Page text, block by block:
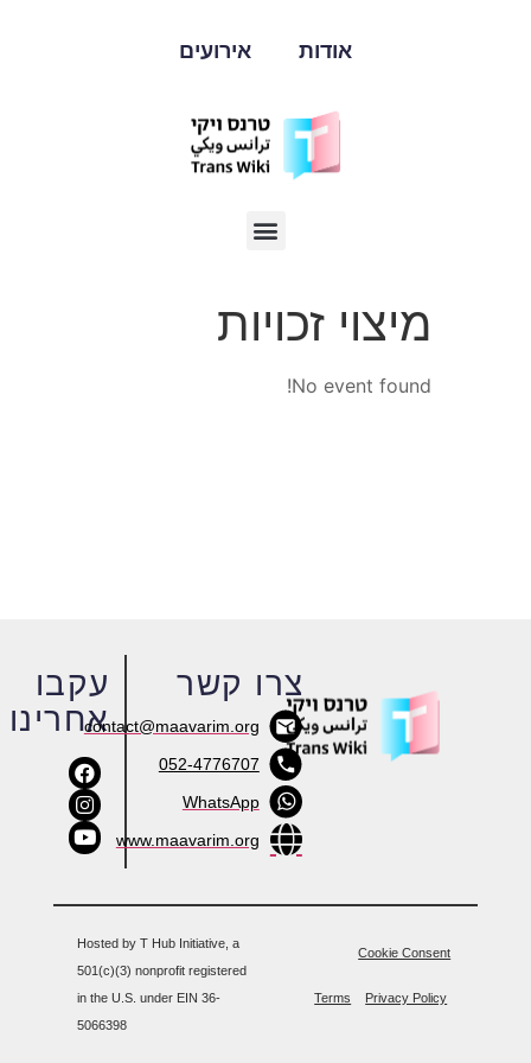
אודות אירועים
מיצוי זכויות
No event found!
עקבו
אחרינו
צרו קשר
contact@maavarim.org
052-4776707
WhatsApp
www.maavarim.org
Hosted by T Hub Initiative, a
501(c)(3) nonprofit registered
in the U.S. under EIN 36-
5066398
Cookie Consent
Privacy Policy
Terms